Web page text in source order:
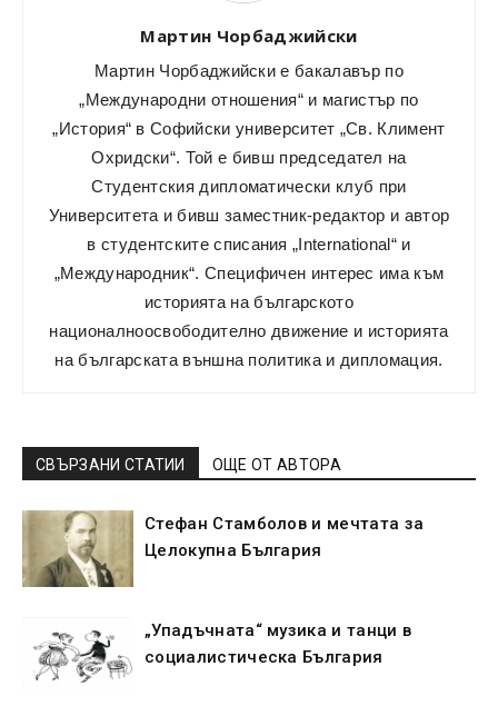
Мартин Чорбаджийски
Мартин Чорбаджийски е бакалавър по
„Международни отношения“ и магистър по
„История“ в Софийски университет „Св. Климент
Охридски“. Той е бивш председател на
Студентския дипломатически клуб при
Университета и бивш заместник-редактор и автор
в студентските списания „International“ и
„Международник“. Специфичен интерес има към
историята на българското
националноосвободително движение и историята
на българската външна политика и дипломация.
СВЪРЗАНИ СТАТИИ ОЩЕ ОТ АВТОРА
Стефан Стамболов и мечтата за
Целокупна България
„Упадъчната“ музика и танци в
социалистическа България